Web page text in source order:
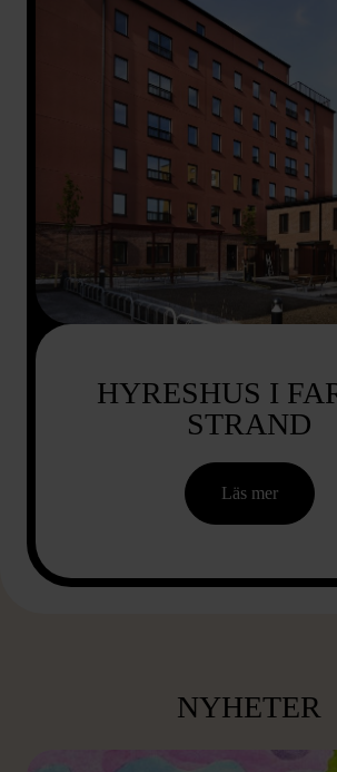
HYRESHUS I
STRAND
Läs mer
NYHETER